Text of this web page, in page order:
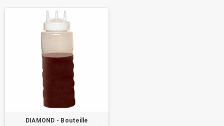
DIAMOND - Bouteille